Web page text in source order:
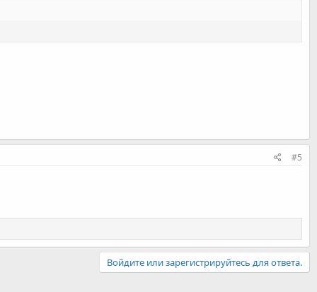
#5
Войдите или зарегистрируйтесь для ответа.